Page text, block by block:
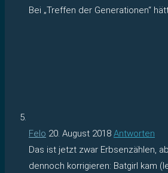
Bei „Treffen der Generationen“
Felo 20. August 2018 Antworten
Das ist jetzt zwar Erbsenzählen,
dennoch korrigieren: Batgirl kam